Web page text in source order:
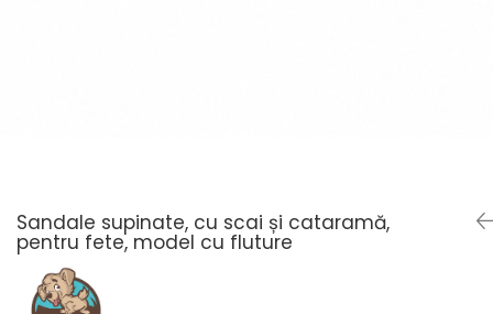
Sandale supinate, cu scai și cataramă,
pentru fete, model cu fluture